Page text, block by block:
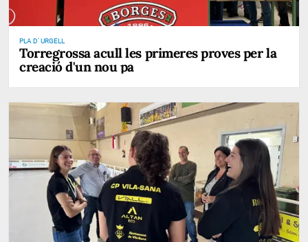
PLA D' URGELL
Torregrossa acull les primeres proves per la
creació d'un nou pa